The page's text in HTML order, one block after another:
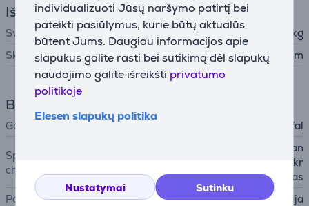
individualizuoti Jūsų naršymo patirtį bei
pateikti pasiūlymus, kurie būtų aktualūs
būtent Jums. Daugiau informacijos apie
slapukus galite rasti bei sutikimą dėl slapukų
naudojimo galite išreikšti privatumo
politikoje
Elesen slapukų politika
Nustatymai Sutinku
Išmatavimai
Svoris
1,023 kg
Skersmuo
28 cm
Bendri parametrai
Gamintojas Tefal
Specialiosios
charakteristikos
neprideganti keramikinė dan
ga, lengvai valoma, pylimo kr
aštas
Pagaminta
Prancūzija